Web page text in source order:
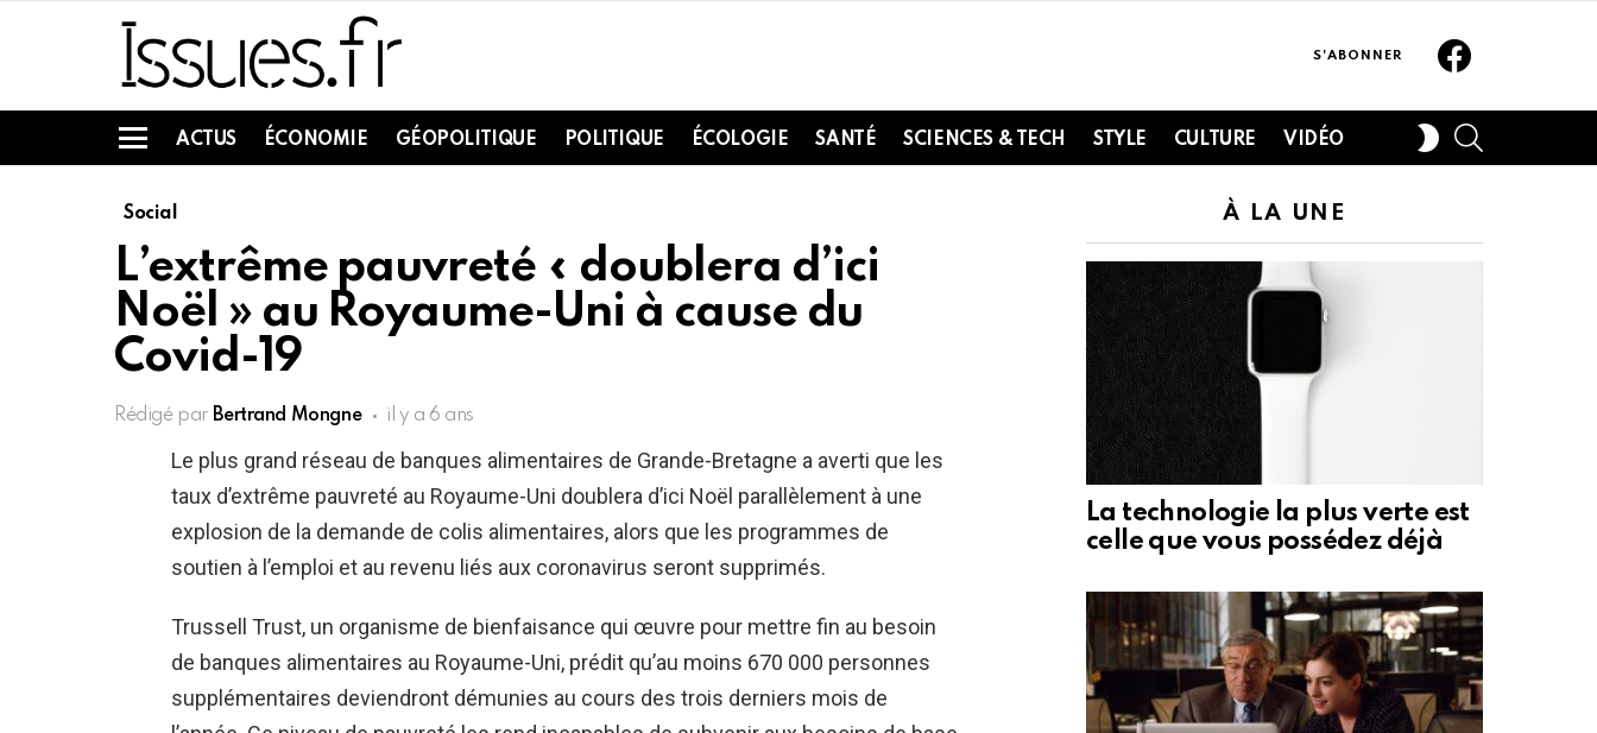
S'ABONNER
Menu
ACTUS ÉCONOMIE GÉOPOLITIQUE POLITIQUE ÉCOLOGIE SANTÉ SCIENCES & TECH STYLE CULTURE VIDÉO
SWITCH
SKIN
Social
L’extrême pauvreté « doublera d’ici
Noël » au Royaume-Uni à cause du
Covid-19
Rédigé par Bertrand Mongne il y a 6 ans
Le plus grand réseau de banques alimentaires de Grande-Bretagne a averti que les
taux d’extrême pauvreté au Royaume-Uni doublera d’ici Noël parallèlement à une
explosion de la demande de colis alimentaires, alors que les programmes de
soutien à l’emploi et au revenu liés aux coronavirus seront supprimés.
Trussell Trust, un organisme de bienfaisance qui œuvre pour mettre fin au besoin
de banques alimentaires au Royaume-Uni, prédit qu’au moins 670 000 personnes
supplémentaires deviendront démunies au cours des trois derniers mois de
À LA UNE
La technologie la plus verte est
celle que vous possédez déjà